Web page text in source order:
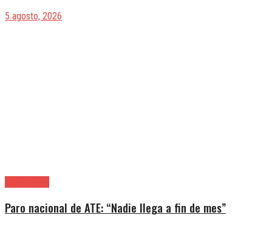
5 agosto, 2026
Paro nacional de ATE: “Nadie llega a fin de mes”